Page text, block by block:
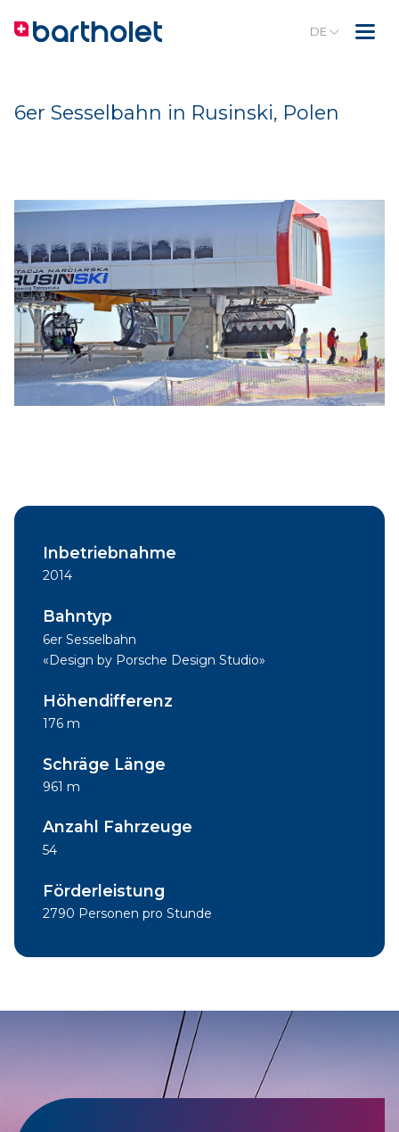
DE
6er Sesselbahn in Rusinski, Polen
Inbetriebnahme
2014
Bahntyp
6er Sesselbahn
«Design by Porsche Design Studio»
Höhendifferenz
176 m
Schräge Länge
961 m
Anzahl Fahrzeuge
54
Förderleistung
2790 Personen pro Stunde